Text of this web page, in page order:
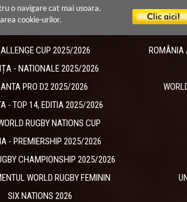
o navigare cat mai usoara.
cookie-urilor.
CUP 2025/2026
- NATIONALE 2025/2026
PRO D2 2025/2026
- TOP 14, EDITIA 2025/2026
RUGBY NATIONS CUP
- PREMIERSHIP 2025/2026
CHAMPIONSHIP 2025/2026
WORLD RUGBY FEMININ
SIX NATIONS 2026